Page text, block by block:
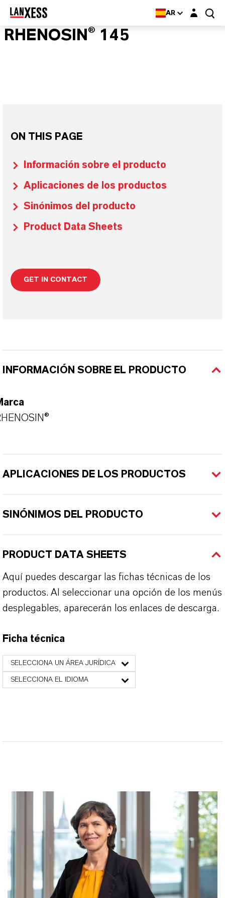
AR Login layer
RHENOSIN® 145
ON THIS PAGE
Información sobre el producto
Aplicaciones de los productos
Sinónimos del producto
Product Data Sheets
GET IN CONTACT
INFORMACIÓN SOBRE EL PRODUCTO
APLICACIONES DE LOS PRODUCTOS
SINÓNIMOS DEL PRODUCTO
PRODUCT DATA SHEETS
Aquí puedes descargar las fichas técnicas de los
productos. Al seleccionar una opción de los menús
desplegables, aparecerán los enlaces de descarga.
Ficha técnica
SELECCIONA UN ÁREA JURÍDICA
SELECCIONA EL IDIOMA